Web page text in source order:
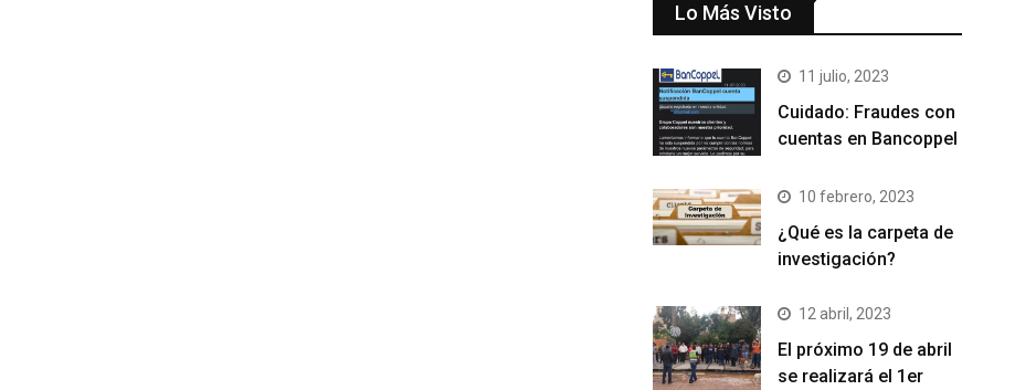
Lo Más Visto
11 julio, 2023
Cuidado: Fraudes con
cuentas en Bancoppel
10 febrero, 2023
¿Qué es la carpeta de
investigación?
12 abril, 2023
El próximo 19 de abril
se realizará el 1er